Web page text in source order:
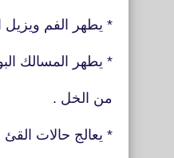
* يطهر الفم ويزيل
* يطهر المسالك
من الخل .
* يعالج حالات القئ